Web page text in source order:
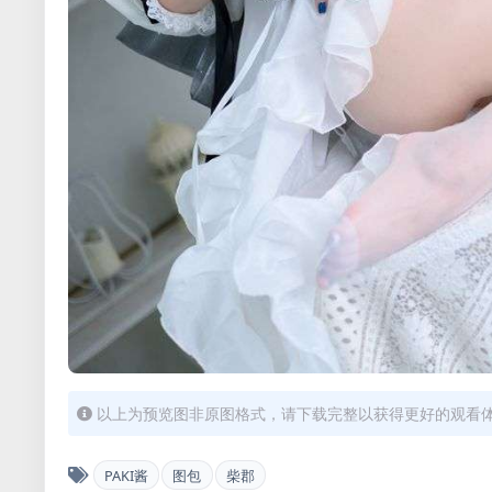
以上为预览图非原图格式，请下载完整以获得更好的观看
PAKI酱 图包 柴郡